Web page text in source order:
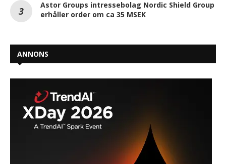
Astor Groups intressebolag Nordic Shield Group
erhåller order om ca 35 MSEK
ANNONS